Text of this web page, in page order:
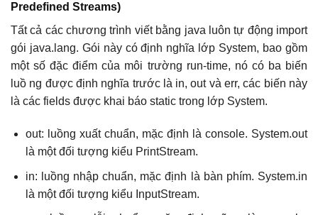
Predefined Streams)
Tất cả các chương trình viết bằng java luôn tự động import
gói java.lang. Gói này có định nghĩa lớp System, bao gồm
một số đặc điểm của môi trường run-time, nó có ba biến
luồ ng được định nghĩa trước là in, out và err, các biến này
là các fields được khai báo static trong lớp System.
out: luồng xuất chuẩn, mặc định là console. System.out
là một đối tượng kiểu PrintStream.
in: luồng nhập chuẩn, mặc định là bàn phím. System.in
là một đối tượng kiểu InputStream.